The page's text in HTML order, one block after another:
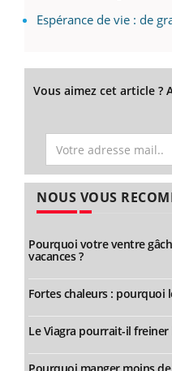
Espérance de vie : de
Vous aimez cet article ?
NOUS VOUS
Pourquoi votre ventre
vacances ?
Fortes chaleurs : pourquoi
Le Viagra pourrait-il